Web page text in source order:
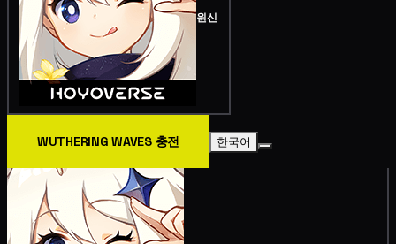
원신
WUTHERING WAVES 충전 한국어